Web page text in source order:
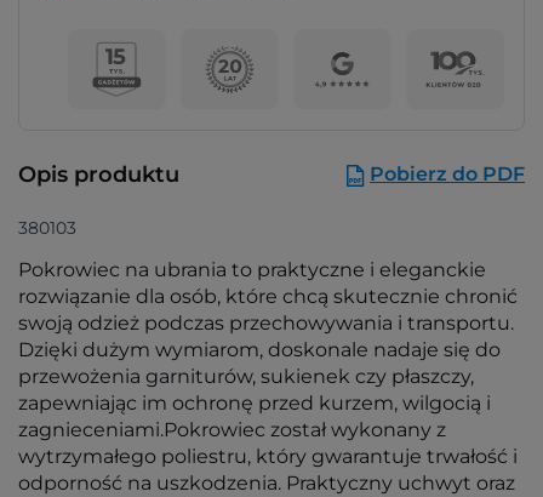
Opis produktu Pobierz do PDF
380103
Pokrowiec na ubrania to praktyczne i eleganckie
rozwiązanie dla osób, które chcą skutecznie chronić
swoją odzież podczas przechowywania i transportu.
Dzięki dużym wymiarom, doskonale nadaje się do
przewożenia garniturów, sukienek czy płaszczy,
zapewniając im ochronę przed kurzem, wilgocią i
zagnieceniami.Pokrowiec został wykonany z
wytrzymałego poliestru, który gwarantuje trwałość i
odporność na uszkodzenia. Praktyczny uchwyt oraz